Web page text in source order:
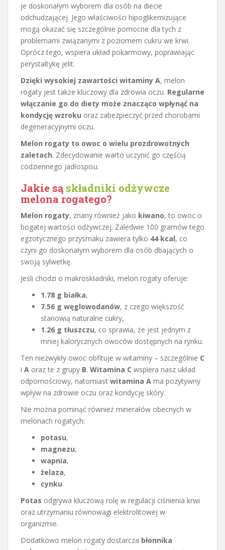
je doskonałym wyborem dla osób na diecie
odchudzającej. Jego właściwości hipoglikemizujące
mogą okazać się szczególnie pomocne dla tych z
problemami związanymi z poziomem cukru we krwi.
Oprócz tego, wspiera układ pokarmowy, poprawiając
perystaltykę jelit.
Dzięki wysokiej zawartości witaminy A, melon
rogaty jest także kluczowy dla zdrowia oczu. Regularne
włączanie go do diety może znacząco wpłynąć na
kondycję wzroku oraz zabezpieczyć przed chorobami
degeneracyjnymi oczu.
Melon rogaty to owoc o wielu prozdrowotnych
zaletach. Zdecydowanie warto uczynić go częścią
codziennego jadłospisu.
Jakie są składniki odżywcze
melona rogatego?
Melon rogaty, znany również jako kiwano, to owoc o
bogatej wartości odżywczej. Zaledwie 100 gramów tego
egzotycznego przysmaku zawiera tylko 44 kcal, co
czyni go doskonałym wyborem dla osób dbających o
swoją sylwetkę.
Jeśli chodzi o makroskładniki, melon rogaty oferuje:
1.78 g białka,
7.56 g węglowodanów, z czego większość
stanowią naturalne cukry,
1.26 g tłuszczu, co sprawia, że jest jednym z
mniej kalorycznych owoców dostępnych na rynku.
Ten niezwykły owoc obfituje w witaminy – szczególnie C
i A oraz te z grupy B. Witamina C wspiera nasz układ
odpornościowy, natomiast witamina A ma pozytywny
wpływ na zdrowie oczu oraz kondycję skóry.
Nie można pominąć również minerałów obecnych w
melonach rogatych:
potasu,
magnezu,
wapnia,
żelaza,
cynku.
Potas odgrywa kluczową rolę w regulacji ciśnienia krwi
oraz utrzymaniu równowagi elektrolitowej w
organizmie.
Dodatkowo melon rogaty dostarcza błonnika